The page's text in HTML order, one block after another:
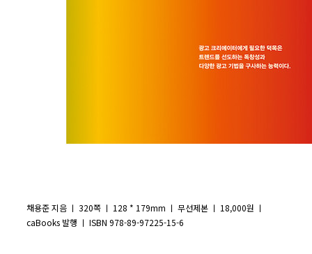
채용준 지음 ㅣ 320쪽 ㅣ 128 * 179mm ㅣ 무선제본 ㅣ 18,000원 ㅣ
caBooks 발행 ㅣ ISBN 978-89-97225-15-6